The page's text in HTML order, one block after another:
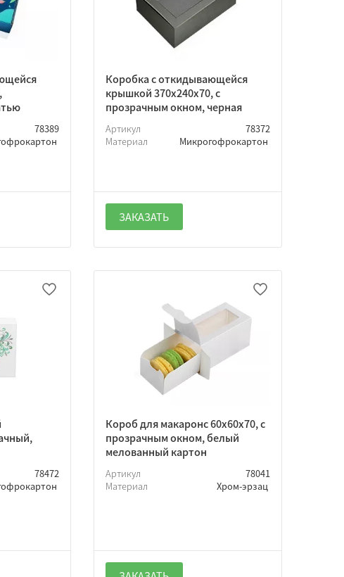
78389
Коробка с откидывающейся
крышкой 370х240х70, с
прозрачным окном, черная
Артикул
78372
Материал
Микрогофрокартон
ЗАКАЗАТЬ
78472
Короб для макаронс 60х60х70, с
прозрачным окном, белый
мелованный картон
Артикул
78041
Материал
Хром-эрзац